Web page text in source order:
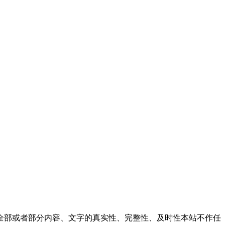
或者部分内容、文字的真实性、完整性、及时性本站不作任